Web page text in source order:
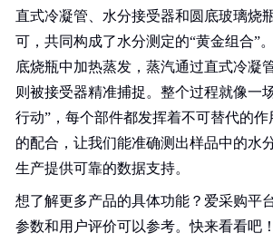
直式冷凝管、水分接受器和圆底玻璃烧
可，共同构成了水分测定的“黄金组合”
底烧瓶中加热蒸发，蒸汽通过直式冷凝
则被接受器精准捕捉。整个过程就像一
行动”，每个部件都发挥着不可替代的
的配合，让我们能准确测出样品中的水
生产提供可靠的数据支持。
想了解更多产品的具体功能？爱采购平
参数和用户评价可以参考。快来看看吧！